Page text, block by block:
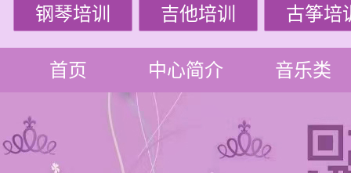
钢琴培训 吉他培训 古筝培
首页 中心简介 音乐类